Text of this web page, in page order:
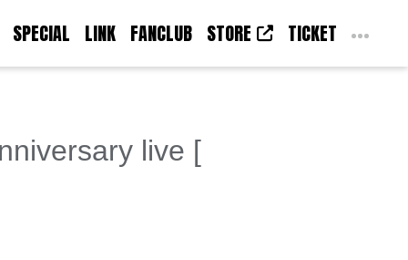
SPECIAL LINK FANCLUB STORE TICKET
live [